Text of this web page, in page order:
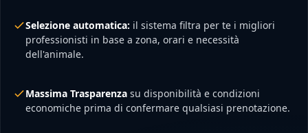
Selezione automatica: il sistema filtra per te i migliori
professionisti in base a zona, orari e necessità
dell'animale.
Massima Trasparenza su disponibilità e condizioni
economiche prima di confermare qualsiasi prenotazione.